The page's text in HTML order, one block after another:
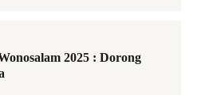
2025 : Dorong